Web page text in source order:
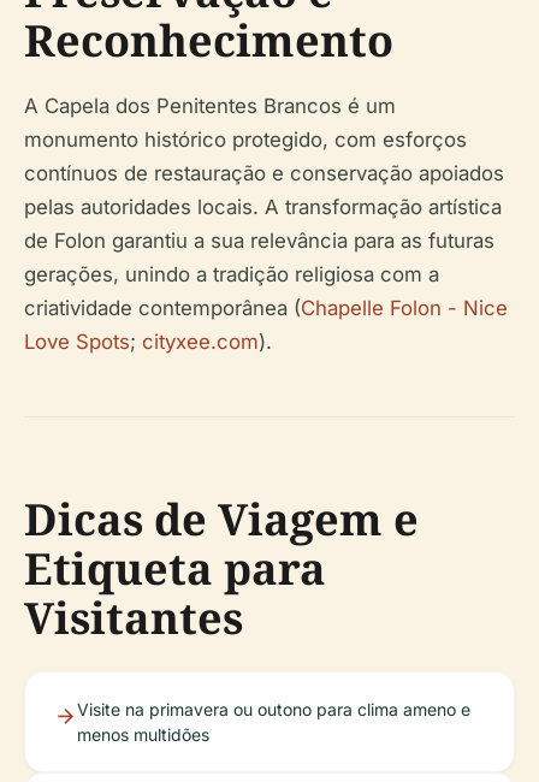
Reconhecimento
A Capela dos Penitentes Brancos é um
monumento histórico protegido, com esforços
contínuos de restauração e conservação apoiados
pelas autoridades locais. A transformação artística
de Folon garantiu a sua relevância para as futuras
gerações, unindo a tradição religiosa com a
criatividade contemporânea (Chapelle Folon - Nice
Love Spots; cityxee.com).
Dicas de Viagem e
Etiqueta para
Visitantes
Visite na primavera ou outono para clima ameno e
menos multidões